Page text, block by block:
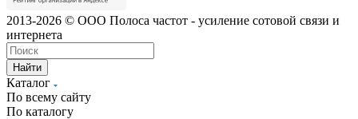
2013-2026 © ООО Полоса частот - усиление сотовой связи и
интернета
Найти
Каталог
По всему сайту
По каталогу